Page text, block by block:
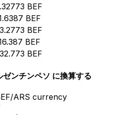
BEF
BEF
BEF
BEF
BEF
ンチンペソ に換算する
ARS currency